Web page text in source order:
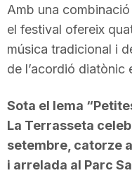
Amb una
el festival ofereix
música tradicional i
de l’acordió diatònic
Sota el lema
La Terrasseta
setembre, catorze
i arrelada al Parc